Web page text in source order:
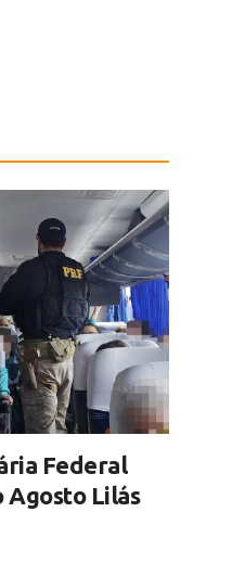
Federal
Agosto Lilás